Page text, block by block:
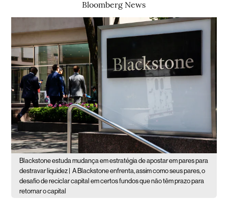
Bloomberg News
Blackstone estuda mudança em estratégia de apostar em pares para
destravar liquidez |
A Blackstone enfrenta, assim como seus pares, o
desafio de reciclar capital em certos fundos que não têm prazo para
retornar o capital